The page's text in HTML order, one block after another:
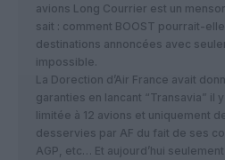
avions Long Courrier est un
sait : comment BOOST pourrait-
destinations annoncées avec
impossible.
La Dorection d’Air France avait
garanties en lancant “Transavia” il
limitée à 12 avions et uniquement
desservies par AF du fait de ses
AGP, etc… Et aujourd’hui